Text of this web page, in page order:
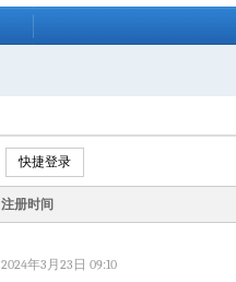
快捷登录
注册时间
2024年3月23日 09:10